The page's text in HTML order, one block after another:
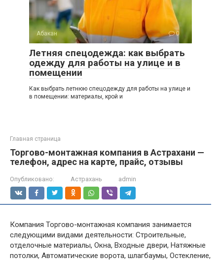
Абакан 0
Летняя спецодежда: как выбрать
одежду для работы на улице и в
помещении
Как выбрать летнюю спецодежду для работы на улице и
в помещении: материалы, крой и
Главная страница
Торгово-монтажная компания в Астрахани —
телефон, адрес на карте, прайс, отзывы
Опубликовано: Астрахань admin
Компания Торгово-монтажная компания занимается
следующими видами деятельности: Строительные,
отделочные материалы, Окна, Входные двери, Натяжные
потолки, Автоматические ворота, шлагбаумы, Остекление,